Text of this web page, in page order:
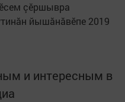
çӗршывра
йышӑнӑвӗпе 2019
и интересным в